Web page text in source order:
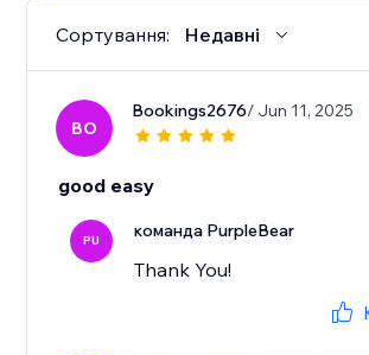
Сортування: Недавні
BO
Bookings2676/ Jun 11, 2025
good easy
PU команда PurpleBear
Thank You!